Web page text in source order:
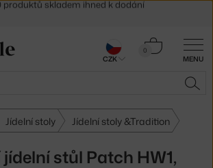
MENU
0
Košík
Jídelní stoly Jídelní stoly &Tradition
stůl Patch HW1,
30 dní na vrácení zboží
CZK